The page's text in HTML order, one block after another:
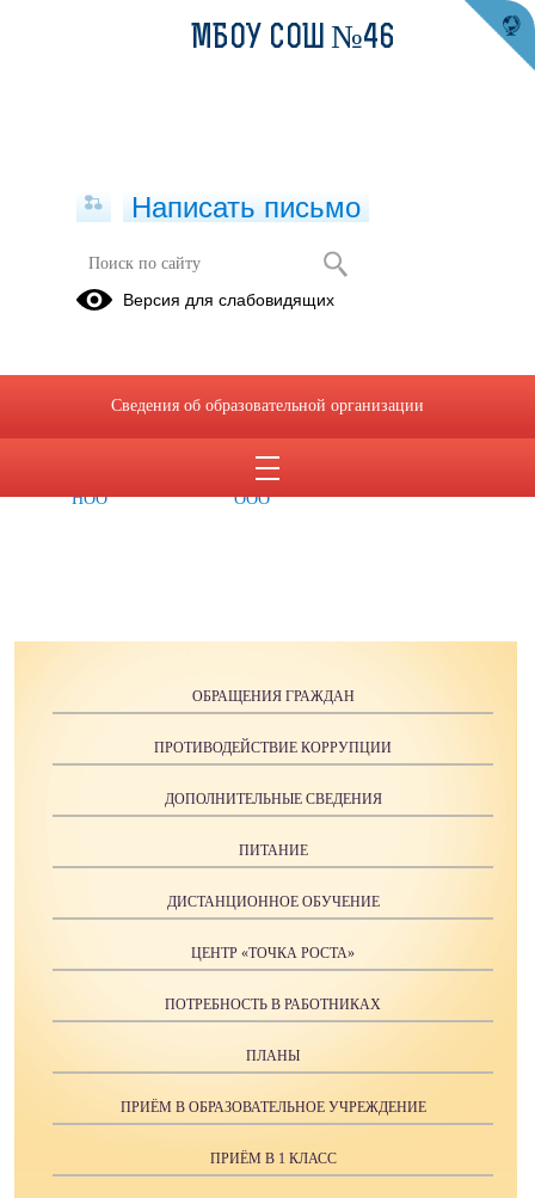
Аккредитационный мониторинг
системы образования
аккредитационного
НОО
аккредитационного
на уровне
ООО
ОБРАЩЕНИЯ ГРАЖДАН
ПРОТИВОДЕЙСТВИЕ КОРРУПЦИИ
ДОПОЛНИТЕЛЬНЫЕ СВЕДЕНИЯ
ПИТАНИЕ
ДИСТАНЦИОННОЕ ОБУЧЕНИЕ
ЦЕНТР «ТОЧКА РОСТА»
ПОТРЕБНОСТЬ В РАБОТНИКАХ
ПЛАНЫ
ПРИЁМ В ОБРАЗОВАТЕЛЬНОЕ УЧРЕЖДЕНИЕ
ПРИЁМ В 1 КЛАСС
МБОУ СОШ №46
Написать письмо
Версия для слабовидящих
Сведения об образовательной организации